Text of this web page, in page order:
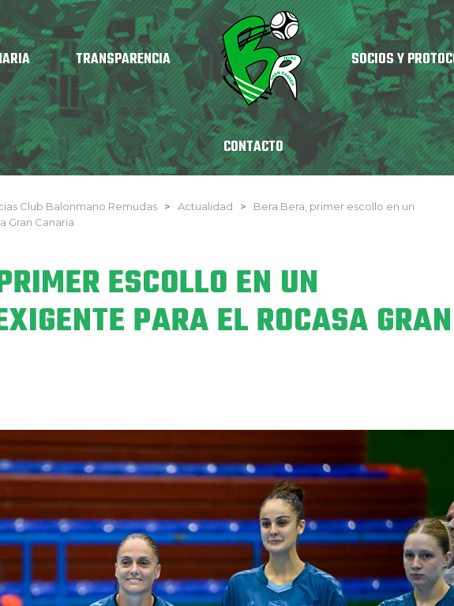
TRANSPARENCIA SOCIOS Y
CONTACTO
Club Balonmano Remudas > Actualidad >
Bera Bera, primer escollo en un
Gran Canaria
ESCOLLO EN UN
PARA EL ROCASA GRAN